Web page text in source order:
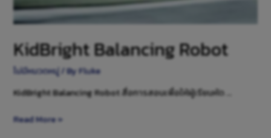
KidBright Balancing Robot
ไม่มีหมวดหมู่/ ByFluke
KidBright Balancing Robot สื่อการสอนเพื่อให้ผู้เรียนหัด …
Read More »